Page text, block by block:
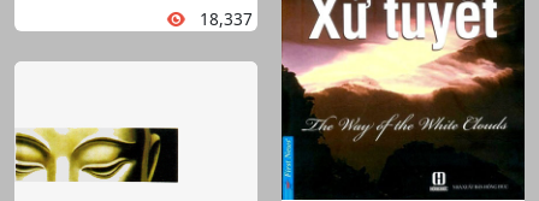
18,337